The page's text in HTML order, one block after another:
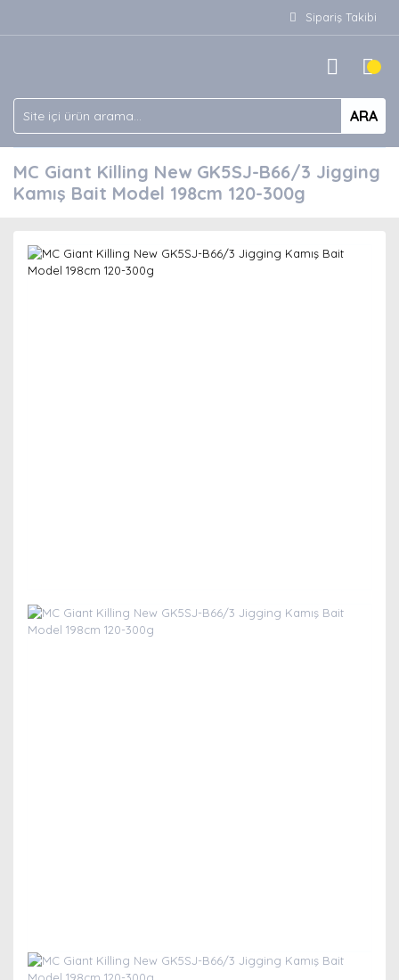
Sipariş Takibi
ARA
MC Giant Killing New GK5SJ-B66/3 Jigging
Kamış Bait Model 198cm 120-300g